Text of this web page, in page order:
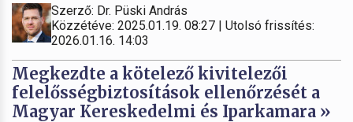
Szerző: Dr. Püski András
Közzétéve: 2025.01.19. 08:27 | Utolsó frissítés:
2026.01.16. 14:03
Megkezdte a kötelező kivitelezői
felelősségbiztosítások ellenőrzését a
Magyar Kereskedelmi és Iparkamara »